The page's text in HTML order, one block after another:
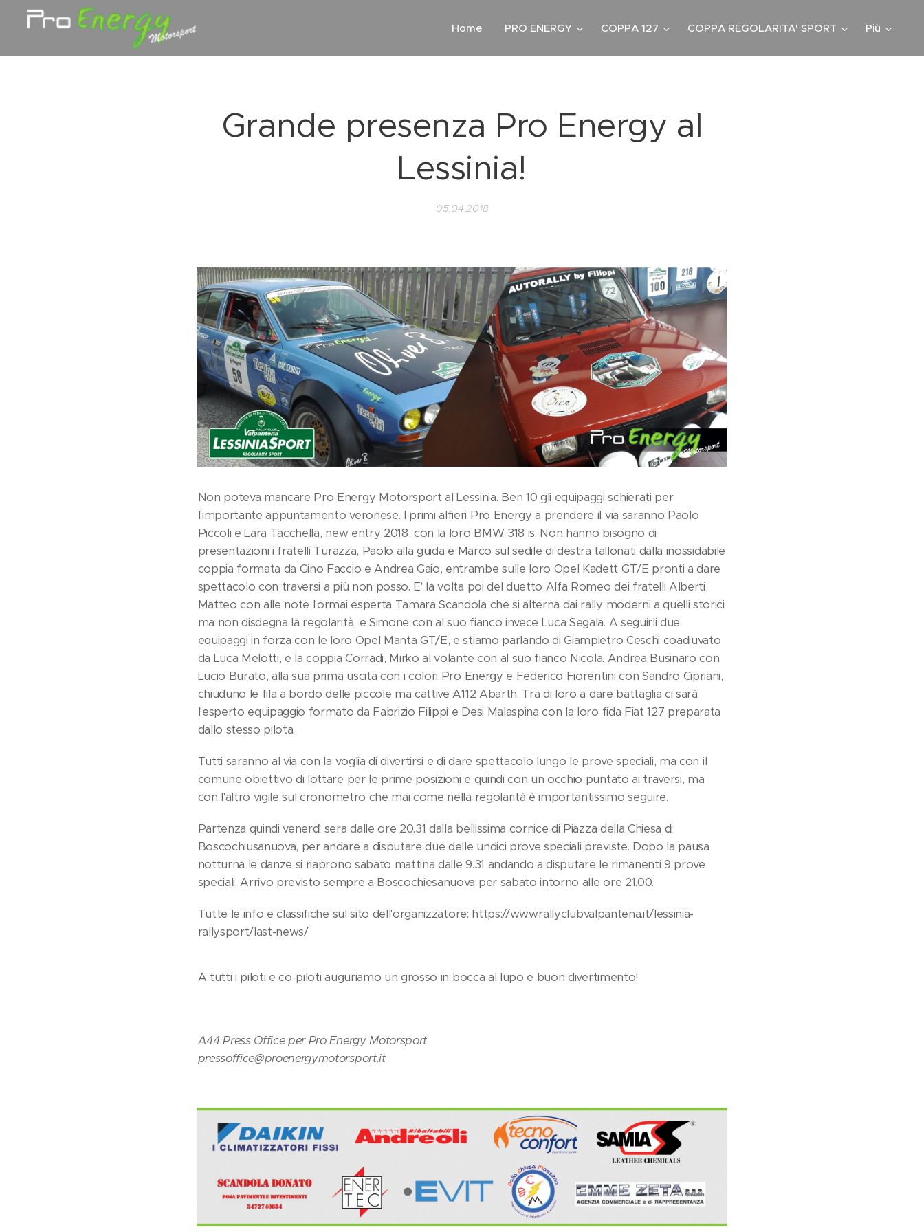
Home PRO ENERGY COPPA 127 COPPA REGOLARITA' SPORT Più
Grande presenza Pro Energy al
Lessinia!
05.04.2018
Non poteva mancare Pro Energy Motorsport al Lessinia. Ben 10 gli equipaggi schierati per
l'importante appuntamento veronese. I primi alfieri Pro Energy a prendere il via saranno Paolo
Piccoli e Lara Tacchella, new entry 2018, con la loro BMW 318 is. Non hanno bisogno di
presentazioni i fratelli Turazza, Paolo alla guida e Marco sul sedile di destra tallonati dalla inossidabile
coppia formata da Gino Faccio e Andrea Gaio, entrambe sulle loro Opel Kadett GT/E pronti a dare
spettacolo con traversi a più non posso. E' la volta poi del duetto Alfa Romeo dei fratelli Alberti,
Matteo con alle note l'ormai esperta Tamara Scandola che si alterna dai rally moderni a quelli storici
ma non disdegna la regolarità, e Simone con al suo fianco invece Luca Segala. A seguirli due
equipaggi in forza con le loro Opel Manta GT/E, e stiamo parlando di Giampietro Ceschi coadiuvato
da Luca Melotti, e la coppia Corradi, Mirko al volante con al suo fianco Nicola. Andrea Businaro con
Lucio Burato, alla sua prima uscita con i colori Pro Energy e Federico Fiorentini con Sandro Cipriani,
chiuduno le fila a bordo delle piccole ma cattive A112 Abarth. Tra di loro a dare battaglia ci sarà
l'esperto equipaggio formato da Fabrizio Filippi e Desi Malaspina con la loro fida Fiat 127 preparata
dallo stesso pilota.
Tutti saranno al via con la voglia di divertirsi e di dare spettacolo lungo le prove speciali, ma con il
comune obiettivo di lottare per le prime posizioni e quindi con un occhio puntato ai traversi, ma
con l'altro vigile sul cronometro che mai come nella regolarità è importantissimo seguire.
Partenza quindi venerdì sera dalle ore 20.31 dalla bellissima cornice di Piazza della Chiesa di
Boscochiusanuova, per andare a disputare due delle undici prove speciali previste. Dopo la pausa
notturna le danze si riaprono sabato mattina dalle 9.31 andando a disputare le rimanenti 9 prove
speciali. Arrivo previsto sempre a Boscochiesanuova per sabato intorno alle ore 21.00.
Tutte le info e classifiche sul sito dell'organizzatore: https://www.rallyclubvalpantena.it/lessinia-
rallysport/last-news/
A tutti i piloti e co-piloti auguriamo un grosso in bocca al lupo e buon divertimento!
A44 Press Office per Pro Energy Motorsport
pressoffice@proenergymotorsport.it